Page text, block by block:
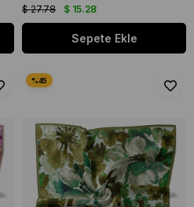
$ 15.28
$ 27.78
Sepete Ekle